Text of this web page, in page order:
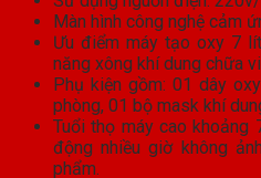
Màn hình công nghệ cảm
Ưu điểm máy tạo oxy 7
năng xông khí dung chữa
Phụ kiện gồm: 01 dây
phòng, 01 bộ mask khí
Tuổi thọ máy cao
động nhiều giờ không
phẩm.